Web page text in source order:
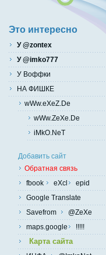
Это интересно
У @zontex
У @imko777
У Воффки
НА ФИШКЕ
wWw.eXeZ.De
wWw.ZeXe.De
iMkO.NeT
Добавить сайт
Обратная связь
fbook
eXcl
epid
Google Translate
Savefrom
@ZeXe
maps.google
!!!!!
Карта сайта